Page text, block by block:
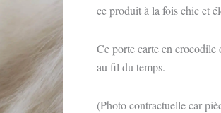
ce produit à la fois chic et
Ce porte carte en
au fil du temps.
(Photo contractuelle car